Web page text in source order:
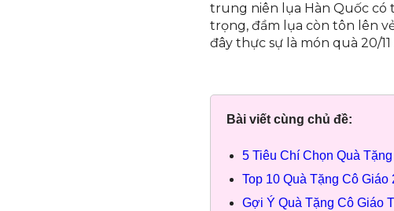
trung niên lụa Hàn Quốc có
trọng, đầm lụa còn tôn lên
đây thực sự là món quà 20/
Bài viết cùng chủ đề:
5 Tiêu Chí Chọn Quà
Top 10 Quà Tặng Cô
Gợi Ý Quà Tặng Cô Giáo